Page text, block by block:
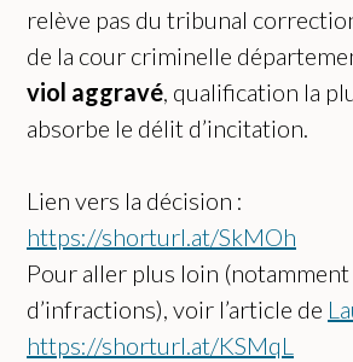
relève pas du tribunal
de la cour criminelle
viol aggravé, qualification la
absorbe le délit d’incitation.
Lien vers la décision :
https://shorturl.at/SkMOh
Pour aller plus loin
d’infractions), voir l’article de
https://shorturl.at/KSMqL